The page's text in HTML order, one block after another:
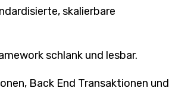
skalierbare
schlank und lesbar.
Back End Transaktionen und